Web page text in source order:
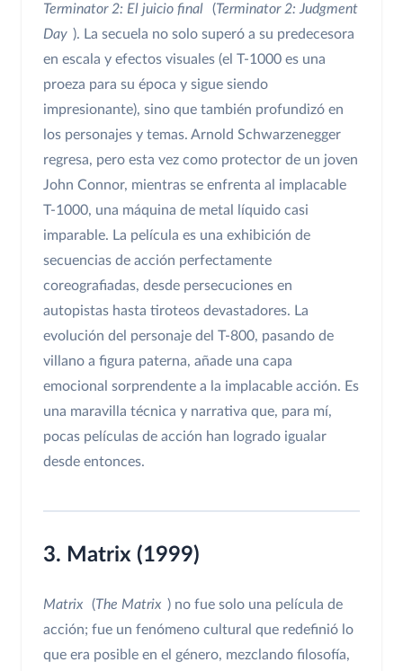
Terminator 2: El juicio final
(Terminator 2: Judgment
Day ). La secuela no solo superó a su predecesora
en escala y efectos visuales (el T-1000 es una
proeza para su época y sigue siendo
impresionante), sino que también profundizó en
los personajes y temas. Arnold Schwarzenegger
regresa, pero esta vez como protector de un joven
John Connor, mientras se enfrenta al implacable
T-1000, una máquina de metal líquido casi
imparable. La película es una exhibición de
secuencias de acción perfectamente
coreografiadas, desde persecuciones en
autopistas hasta tiroteos devastadores. La
evolución del personaje del T-800, pasando de
villano a figura paterna, añade una capa
emocional sorprendente a la implacable acción. Es
una maravilla técnica y narrativa que, para mí,
pocas películas de acción han logrado igualar
desde entonces.
3. Matrix (1999)
Matrix (The Matrix ) no fue solo una película de
acción; fue un fenómeno cultural que redefinió lo
que era posible en el género, mezclando filosofía,